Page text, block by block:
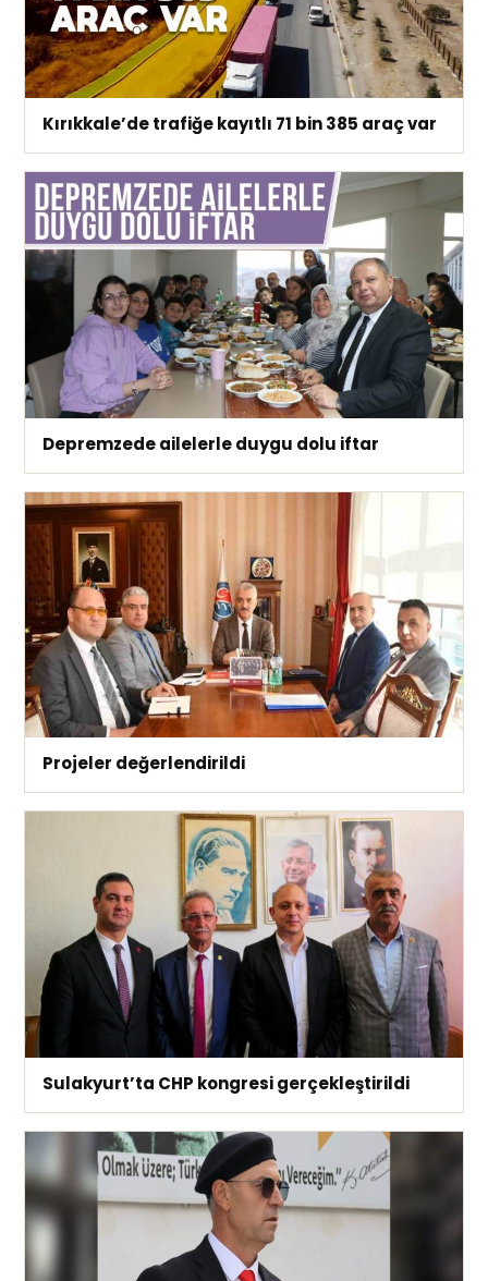
Kırıkkale’de trafiğe kayıtlı 71 bin 385 araç var
Depremzede ailelerle duygu dolu iftar
Projeler değerlendirildi
Sulakyurt’ta CHP kongresi gerçekleştirildi